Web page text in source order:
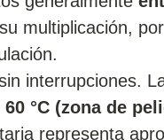
multiplicación,
interrupciones.
60 °C (zona de
representa